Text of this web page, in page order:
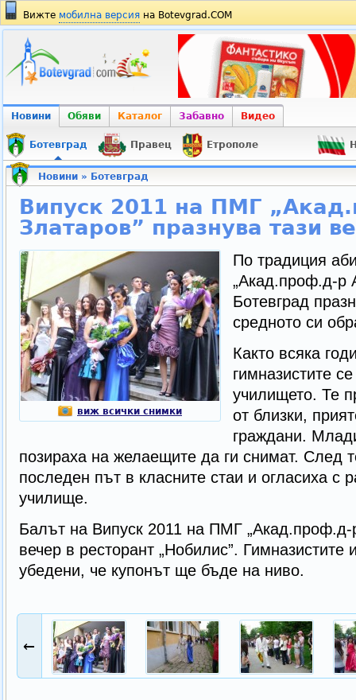
Вижте мобилна версия на Botevgrad.COM
Новини Обяви Каталог Забавно Видео
Ботевград Правец Етрополе
Новини» Ботевград
Випуск 2011 на ПМГ
Златаров” празнува тази
виж всички снимки
По традиция
„Акад.проф.д-р
Ботевград
средното си
Както всяка
гимназистите
училището. Те
от близки,
граждани.
позираха на желаещите да ги снимат. След
последен път в класните стаи и огласиха с
училище.
Балът на Випуск 2011 на ПМГ „Акад.проф.д-
вечер в ресторант „Нобилис”. Гимназистите
убедени, че купонът ще бъде на ниво.
←